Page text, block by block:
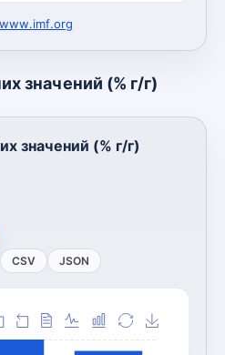
www.imf.org
значений (% г/г)
значений (% г/г)
CSV JSON